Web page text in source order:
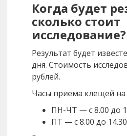
Когда будет
сколько стоит
исследование?
Результат будет
дня. Стоимость
рублей.
Часы приема клещей на
ПН-ЧТ — с 8.00 до
ПТ — с 8.00 до